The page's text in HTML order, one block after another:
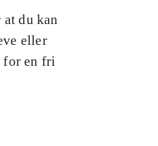
du kan
eller
for en fri